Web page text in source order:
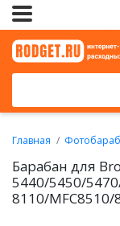
Главная
Барабан для
5440/5450/
8110/MFC8510/